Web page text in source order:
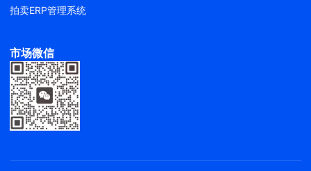
拍卖ERP管理系统
市场微信